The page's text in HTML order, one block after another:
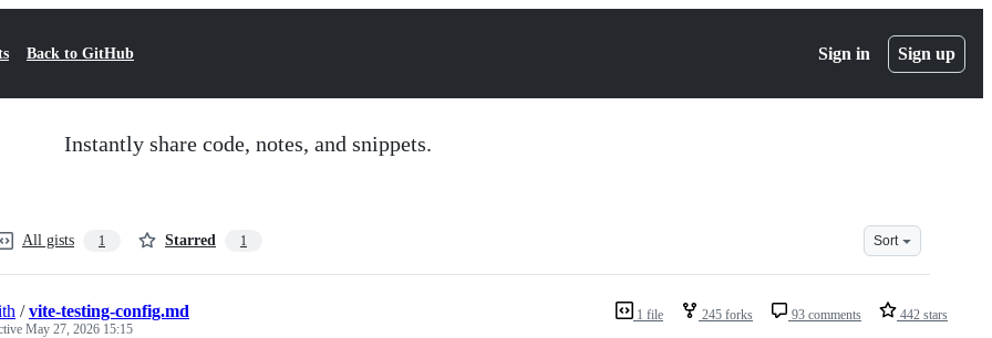
Back to GitHub Sign in Sign up
Instantly share code, notes, and snippets.
All gists 1 Starred 1 Sort
1 file 245 forks 93 comments 442 stars
/vite-testing-config.md
May 27, 2026 15:15